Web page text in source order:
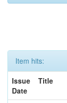
Item hits:
Issue
Date
Title